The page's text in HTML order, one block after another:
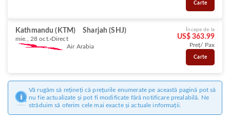
Carte
Kathmandu (KTM) Sharjah (SHJ)
mie., 28 oct. Direct
Air Arabia
Începe de la
US$ 363.99
Preț/ Pax
Carte
Vă rugăm să rețineți că prețurile enumerate pe această pagină pot să
nu fie actualizate și pot fi modificate fără notificare prealabilă. Ne
străduim să oferim cele mai exacte și actuale informații.